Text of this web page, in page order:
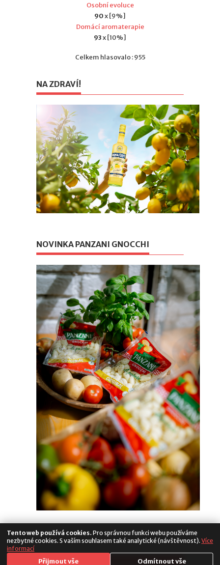
Osobní evoluce
90x [9%]
Domácí aromaterapie
93x [10%]
Celkem hlasovalo : 955
NA ZDRAVÍ!
NOVINKA PANZANI GNOCCHI
Media
Tento web používá cookies. Pro správnou funkci webu používáme
nezbytné cookies. S vaším souhlasem také analytické (návštěvnost). Více
informací
Přijmout vše Odmítnout vše